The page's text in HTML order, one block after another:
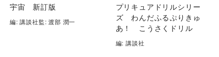
宇宙 新訂版
編: 講談社監: 渡部 潤一
プリキュアドリルシリー
ズ わんだふるぷりきゅ
あ！ こうさくドリル
編: 講談社